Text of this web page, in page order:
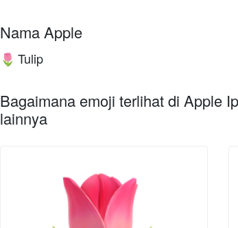
Nama Apple
🌷 Tulip
Bagaimana emoji terlihat di Apple
lainnya